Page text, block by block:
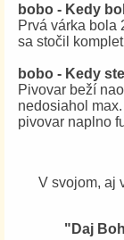
bobo - Kedy
Prvá várka bola
sa stočil
bobo - Kedy
Pivovar beží
nedosiahol
pivovar naplno
V svojom, aj
"Daj